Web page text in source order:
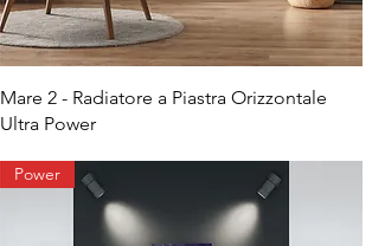
Mare 2 - Radiatore a Piastra Orizzontale
Ultra Power
Power